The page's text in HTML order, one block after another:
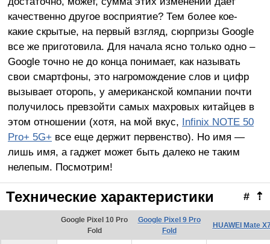
качественно другое восприятие? Тем более кое-
какие скрытые, на первый взгляд, сюрпризы Google
все же приготовила. Для начала ясно только одно –
Google точно не до конца понимает, как называть
свои смартфоны, это нагромождение слов и цифр
вызывает оторопь, у американской компании почти
получилось превзойти самых махровых китайцев в
этом отношении (хотя, на мой вкус, Infinix NOTE 50
Pro+ 5G+ все еще держит первенство). Но имя —
лишь имя, а гаджет может быть далеко не таким
нелепым. Посмотрим!
⇡
#
Технические характеристики
Google Pixel 10 Pro
Fold
Google Pixel 9 Pro
Fold
HUAWEI Mate